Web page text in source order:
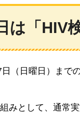
は「HIV
（日曜日）まで
みとして、通常